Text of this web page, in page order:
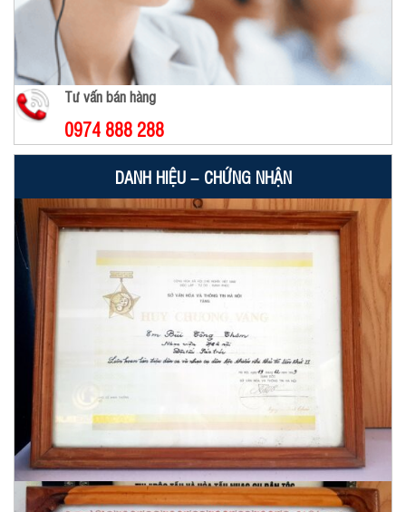
Tư vấn bán hàng
0974 888 288
DANH HIỆU – CHỨNG NHẬN